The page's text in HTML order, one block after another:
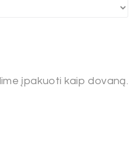
įpakuoti kaip dovaną.